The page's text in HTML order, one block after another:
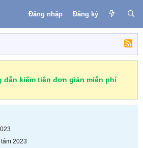
Đăng nhập Đăng ký
dẫn kiếm tiền đơn giản miễn phí
2023